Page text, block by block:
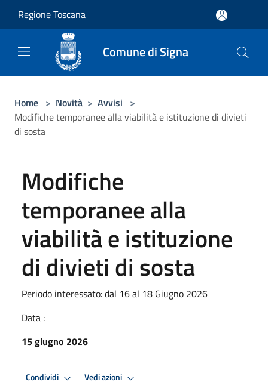
Regione Toscana
Comune di Signa
Home > Novità > Avvisi >
Modifiche temporanee alla viabilità e istituzione di divieti
di sosta
Modifiche
temporanee alla
viabilità e istituzione
di divieti di sosta
Periodo interessato: dal 16 al 18 Giugno 2026
Data :
15 giugno 2026
Condividi Vedi azioni